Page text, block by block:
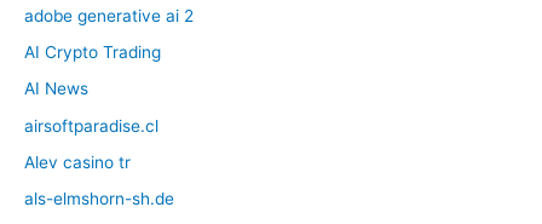
adobe generative ai 2
AI Crypto Trading
AI News
airsoftparadise.cl
Alev casino tr
als-elmshorn-sh.de